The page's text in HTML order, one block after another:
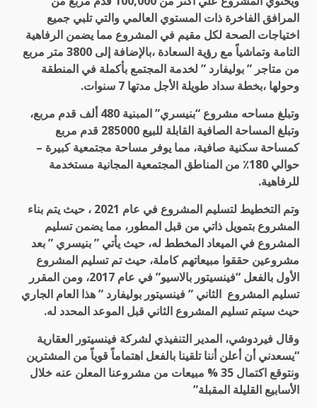
المرافق الفاخرة ذات المستوي العالمي والتي تلبي جميع
اختياجات الصحة لكل مقيم في المشروع مما يضمن الرفاهية
التامة وتماشياً مع رؤية السعادة ،بالإضافة إلى 3800 متر مربع
من متاجر ” بوليفارد ” لخدمة المجتمع بأكملة في المنطقة
وحولها ،بخطة سداد طويلة الأجل مدتها 7 سنوات.
وتبلغ مساحه مشروع “بنيسري” المبنية 480 ألف قدم مربع،
وتبلغ المساحة الصافية القابلة للبيع 285000 قدم مربع
كمساحة سكنية صافية، مما يوفر مساحة مجتمعية كبيرة –
حوالي 180٪ من المناطق المجتمعية المجانية مستخدمة
للرفاهية.
وتم التخطيط لتسليم المشروع في عام 2021 ، حيث يتم بناء
المشروع بتمويل ذاتي من قبل المطور، مما يضمن تسليم
المشروع في الميعاد المخطط له، حيث يأتي ” بنيسري ” بعد
مشروعين حققوا مبيعاتهم كاملة، حيث تم تسليم المشروع
الأول بالفعل “فينسيتور بالاسيو” في عام 2017، ومن المقرر
تسليم المشروع الثاني ” فينسيتور بوليفارد ” هذا العام الجاري
حيث سيتم تسليم المشروع الثاني قبل الموعد المحدد له.
وقال فيردوشي، المدير التنفيذي لشركة فينسيتور العقارية
“يسعدني أن أعلن أننا تلقينا بالفعل اهتماماً قوياً من المشترين
ونتوقع اكتمال 35 % مبيعات من مشروعنا المعلن عنه خلال
الأسابيع القليلة المقبلة”